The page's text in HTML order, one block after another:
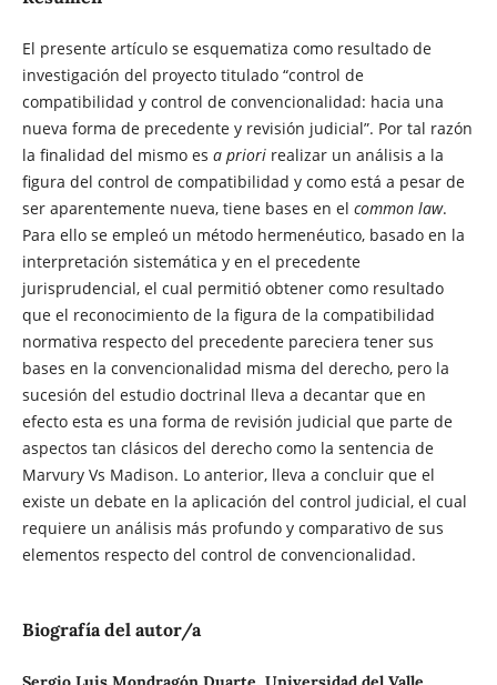
El presente artículo se esquematiza como resultado de
investigación del proyecto titulado “control de
compatibilidad y control de convencionalidad: hacia una
nueva forma de precedente y revisión judicial”. Por tal razón
la finalidad del mismo es a priorirealizar un análisis a la
figura del control de compatibilidad y como está a pesar de
ser aparentemente nueva, tiene bases en el common law.
Para ello se empleó un método hermenéutico, basado en la
interpretación sistemática y en el precedente
jurisprudencial, el cual permitió obtener como resultado
que el reconocimiento de la figura de la compatibilidad
normativa respecto del precedente pareciera tener sus
bases en la convencionalidad misma del derecho, pero la
sucesión del estudio doctrinal lleva a decantar que en
efecto esta es una forma de revisión judicial que parte de
aspectos tan clásicos del derecho como la sentencia de
Marvury Vs Madison. Lo anterior, lleva a concluir que el
existe un debate en la aplicación del control judicial, el cual
requiere un análisis más profundo y comparativo de sus
elementos respecto del control de convencionalidad.
Biografía del autor/a